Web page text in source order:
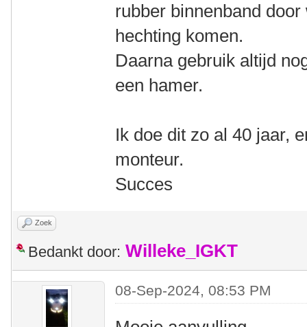
rubber binnenband
hechting komen.
Daarna gebruik altijd
een hamer.
Ik doe dit zo al 40 jaar,
monteur.
Succes
Zoek
Bedankt door: Willeke_IGKT
08-Sep-2024, 08:53 PM